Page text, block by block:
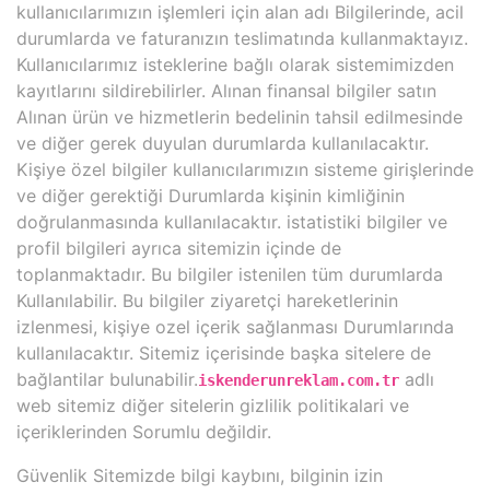
kullanıcılarımızın işlemleri için alan adı Bilgilerinde, acil
durumlarda ve faturanızın teslimatında kullanmaktayız.
Kullanıcılarımız isteklerine bağlı olarak sistemimizden
kayıtlarını sildirebilirler. Alınan finansal bilgiler satın
Alınan ürün ve hizmetlerin bedelinin tahsil edilmesinde
ve diğer gerek duyulan durumlarda kullanılacaktır.
Kişiye özel bilgiler kullanıcılarımızın sisteme girişlerinde
ve diğer gerektiği Durumlarda kişinin kimliğinin
doğrulanmasında kullanılacaktır. istatistiki bilgiler ve
profil bilgileri ayrıca sitemizin içinde de
toplanmaktadır. Bu bilgiler istenilen tüm durumlarda
Kullanılabilir. Bu bilgiler ziyaretçi hareketlerinin
izlenmesi, kişiye ozel içerik sağlanması Durumlarında
kullanılacaktır. Sitemiz içerisinde başka sitelere de
bağlantilar bulunabilir.iskenderunreklam.com.tr adlı
web sitemiz diğer sitelerin gizlilik politikalari ve
içeriklerinden Sorumlu değildir.
Güvenlik Sitemizde bilgi kaybını, bilginin izin